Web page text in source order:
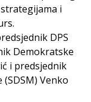
i
DPS
Demokratske
i predsjednik
Venko